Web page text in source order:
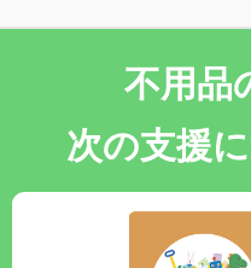
不用品
次の支援